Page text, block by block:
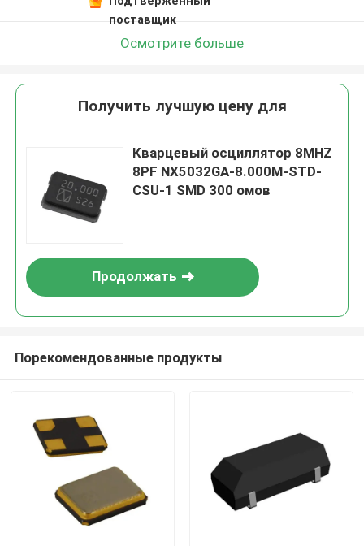
Дом
поставщик
Осмотрите больше
Получить лучшую цену для
Кварцевый осциллятор 8MHZ
8PF NX5032GA-8.000M-STD-
CSU-1 SMD 300 омов
Продолжать
Порекомендованные продукты